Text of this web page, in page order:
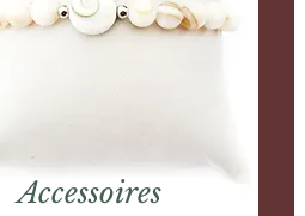
Accessoires